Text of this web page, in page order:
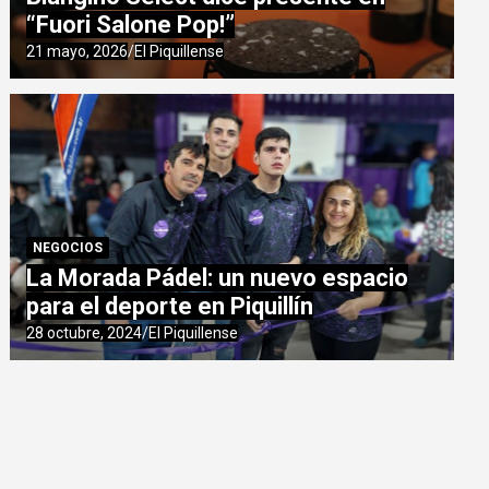
“Fuori Salone Pop!”
21 mayo, 2026 El Piquillense
NEGOCIOS
La Morada Pádel: un nuevo espacio
para el deporte en Piquillín
28 octubre, 2024 El Piquillense